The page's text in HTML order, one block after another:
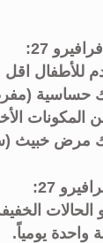
27:
للأطفال اقل من 14
حساسية
المكونات
مرض خبيث
27:
و الحالات
واحدة يومياً.